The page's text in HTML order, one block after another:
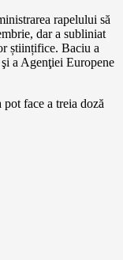
rapelului să
dar a subliniat
științifice. Baciu a
a Agenţiei Europene
pot face a treia doză